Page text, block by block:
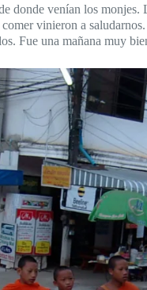
donde venían los monjes.
vinieron a
Fue una mañana muy